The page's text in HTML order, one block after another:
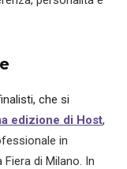
che si
edizione di Host,
in
di Milano. In